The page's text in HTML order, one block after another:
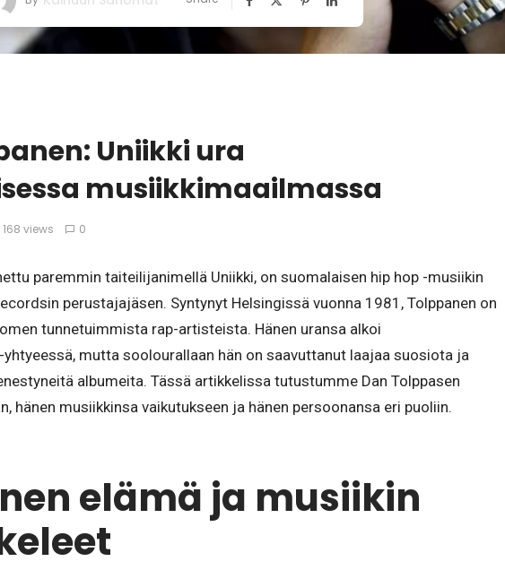
Uniikki ura
musiikkimaailmassa
168 views 0
paremmin taiteilijanimellä Uniikki, on suomalaisen hip hop -musiikin
perustajajäsen. Syntynyt Helsingissä vuonna 1981, Tolppanen on
tunnetuimmista rap-artisteista. Hänen uransa alkoi
mutta soolourallaan hän on saavuttanut laajaa suosiota ja
albumeita. Tässä artikkelissa tutustumme Dan Tolppasen
hänen musiikkinsa vaikutukseen ja hänen persoonansa eri puoliin.
elämä ja musiikin